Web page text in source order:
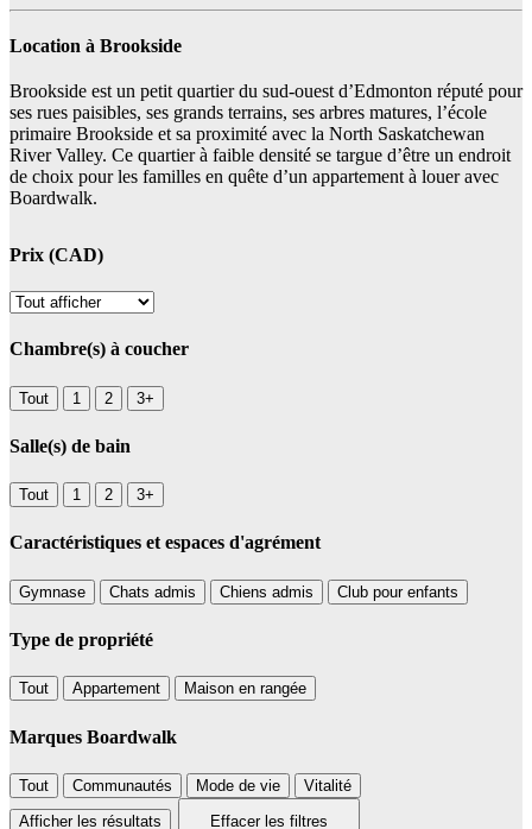
Location à Brookside
Brookside est un petit quartier du sud-ouest d’Edmonton réputé pour
ses rues paisibles, ses grands terrains, ses arbres matures, l’école
primaire Brookside et sa proximité avec la North Saskatchewan
River Valley. Ce quartier à faible densité se targue d’être un endroit
de choix pour les familles en quête d’un appartement à louer avec
Boardwalk.
Prix (CAD)
Chambre(s) à coucher
Tout 1 2 3+
Salle(s) de bain
Tout 1 2 3+
Caractéristiques et espaces d'agrément
Gymnase Chats admis Chiens admis Club pour enfants
Type de propriété
Tout Appartement Maison en rangée
Marques Boardwalk
Tout Communautés Mode de vie
Vitalité
Afficher les résultats
Effacer les filtres